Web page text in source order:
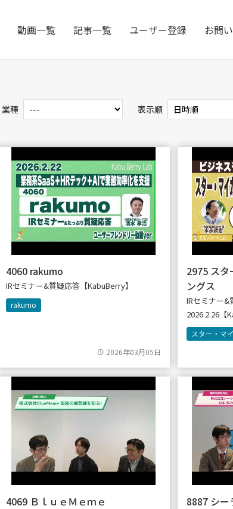
動画一覧 記事一覧 ユーザー登録 お問
業種 表示順
4060 rakumo
IRセミナー&質疑応答【KabuBerry】
rakumo
2026年03月05日
2975 スタ
ングス
IRセミナー
2026.2.26【
スター・マ
4069 ＢｌｕｅＭｅｍｅ 8887 シー